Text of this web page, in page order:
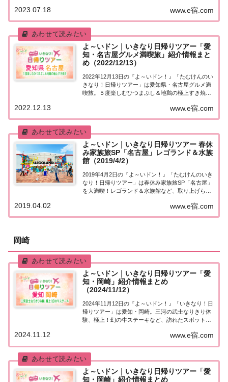
く人にいきなり声をかけ、そのまま日帰りツアーに
ご招待する『いきなり！日帰りツアー』のコーナ...
www.e宿.com
2023.07.18
よ～いドン｜いきなり日帰りツアー「愛
知・名古屋グルメ満喫旅」紹介情報まと
め（2022/12/13）
2022年12月13日の『よ～いドン！』「たむけんのい
きなり！日帰りツアー」は愛知県・名古屋グルメ満
喫旅。５度楽しむひつまぶし＆地鶏の極上すき焼き
帰りツアー街行く人にいきなり声をかけ、そのまま
日帰りツアーにご招待する『たむけんの日帰り...
www.e宿.com
2022.12.13
よ～いドン｜いきなり日帰りツアー 春休
み家族旅SP「名古屋」レゴランド＆水族
館（2019/4/2）
2019年4月2日の『よ～いドン！』「たむけんのいき
なり！日帰りツアー」は春休み家族旅SP「名古屋」
を大満喫！レゴランド＆水族館など、取り上げられ
アー街行く人にいきなり声をかけ、そのまま日帰り
ツアーにご招待する『たむけんの日帰りツア...
www.e宿.com
2019.04.02
岡崎
よ～いドン｜いきなり日帰りツアー「愛
知・岡崎」紹介情報まとめ
（2024/11/12）
2024年11月12日の『よ～いドン！』「いきなり！日
帰りツアー」は愛知・岡崎。三河の武士なりきり体
験、極上！幻の牛ステーキなど、訪れたスポットや
た！「愛知・岡崎」日帰りツアー麒麟・田村さんが
街行く人にいきなり声をかけ、そのまま日帰りツ...
www.e宿.com
2024.11.12
よ～いドン｜いきなり日帰りツアー「愛
知・岡崎」紹介情報まとめ